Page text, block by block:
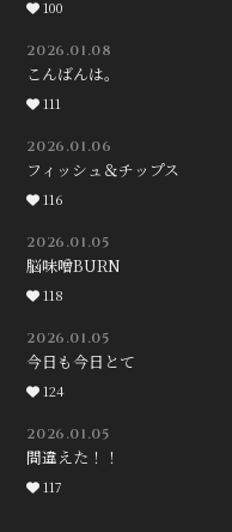
100
2026.01.08
こんばんは。
111
2026.01.06
フィッシュ＆チップス
116
2026.01.05
脳味噌BURN
118
2026.01.05
今日も今日とて
124
2026.01.05
間違えた！！
117